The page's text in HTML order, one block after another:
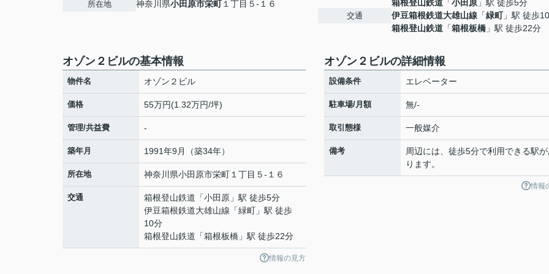
所在地 神奈川県小田原市栄町１丁目５-１６
交通
箱根登山鉄道 「小田原 」駅 徒歩5分
伊豆箱根鉄道大雄山線 「緑町」駅 徒歩
箱根登山鉄道 「箱根板橋 」駅 徒歩22分
オゾン２ビルの基本情報
物件名 オゾン２ビル
価格 55万円(1.32万円/坪)
管理/共益費 -
築年月 1991年9月（築34年）
所在地 神奈川県小田原市栄町 １丁目５-１６
交通 箱根登山鉄道 「小田原 」駅 徒歩5分
伊豆箱根鉄道大雄山線 「緑町 」駅 徒歩
10分
箱根登山鉄道 「箱根板橋 」駅 徒歩22分
情報の見方
オゾン２ビルの詳細情報
設備条件 エレベーター
駐車場/月額 無/-
取引態様 一般媒介
備考
周辺には、徒歩5分で利用できる駅が
ります。
情報